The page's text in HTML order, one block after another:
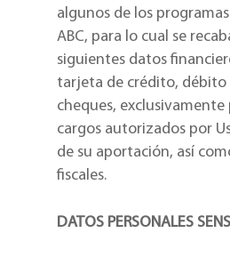
algunos de los
ABC, para lo cual se
siguientes datos
tarjeta de crédito, débito
cheques, exclusivamente
cargos autorizados por
de su aportación, así
fiscales.
DATOS PERSONALES